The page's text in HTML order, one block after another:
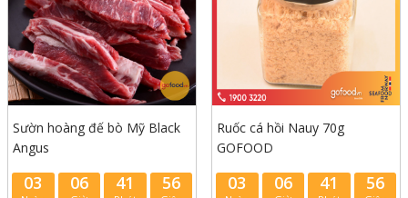
Sườn hoàng đế bò Mỹ Black
Angus
03 06 41 54
Ruốc cá hồi Nauy 70g
GOFOOD
03 06 41 54